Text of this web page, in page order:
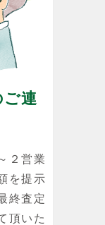
連
２営業
を提示
終査定
頂いた